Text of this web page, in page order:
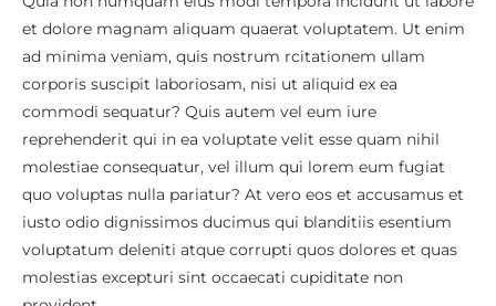
et dolore magnam aliquam quaerat voluptatem. Ut enim
ad minima veniam, quis nostrum rcitationem ullam
corporis suscipit laboriosam, nisi ut aliquid ex ea
commodi sequatur? Quis autem vel eum iure
reprehenderit qui in ea voluptate velit esse quam nihil
molestiae consequatur, vel illum qui lorem eum fugiat
quo voluptas nulla pariatur? At vero eos et accusamus et
iusto odio dignissimos ducimus qui blanditiis esentium
voluptatum deleniti atque corrupti quos dolores et quas
molestias excepturi sint occaecati cupiditate non